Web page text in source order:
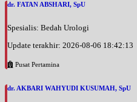
dr. FATAN ABSHARI, SpU
Spesialis: Bedah Urologi
Update terakhir: 2026-08-06 18:42:13
Pusat Pertamina
dr. AKBARI WAHYUDI KUSUMAH, SpU